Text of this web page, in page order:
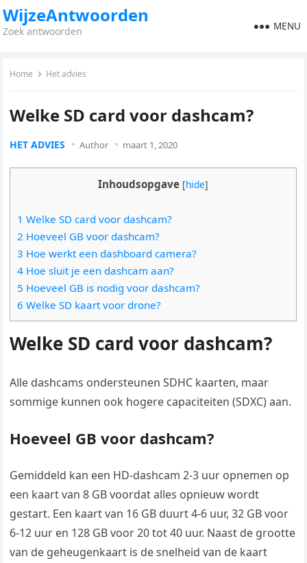
WijzeAntwoorden
Zoek antwoorden MENU
Home Het advies
Welke SD card voor dashcam?
HET ADVIES Author maart 1, 2020
Inhoudsopgave [hide]
1 Welke SD card voor dashcam?
2 Hoeveel GB voor dashcam?
3 Hoe werkt een dashboard camera?
4 Hoe sluit je een dashcam aan?
5 Hoeveel GB is nodig voor dashcam?
6 Welke SD kaart voor drone?
Welke SD card voor dashcam?
Alle dashcams ondersteunen SDHC kaarten, maar
sommige kunnen ook hogere capaciteiten (SDXC) aan.
Hoeveel GB voor dashcam?
Gemiddeld kan een HD-dashcam 2-3 uur opnemen op
een kaart van 8 GB voordat alles opnieuw wordt
gestart. Een kaart van 16 GB duurt 4-6 uur, 32 GB voor
6-12 uur en 128 GB voor 20 tot 40 uur. Naast de grootte
van de geheugenkaart is de snelheid van de kaart